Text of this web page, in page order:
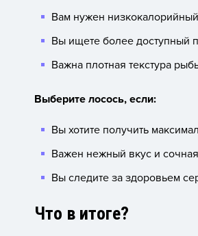
Вам нужен
Вы ищете более доступный
Важна плотная текстура
Выберите лосось, если:
Вы хотите получить
Важен нежный вкус и сочная
Вы следите за здоровьем
Что в итоге?